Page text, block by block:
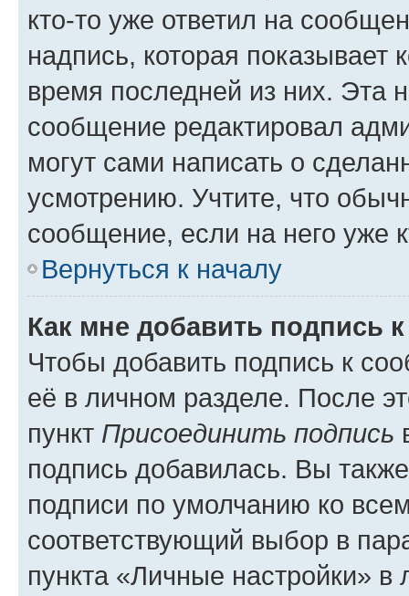
кто-то уже ответил на
надпись, которая показывает
время последней из них. Эта
сообщение редактировал
могут сами написать о
усмотрению. Учтите, что
сообщение, если на него уже
Вернуться к началу
Как мне добавить подпись
Чтобы добавить подпись к
её в личном разделе. После
пункт Присоединить подпись
подпись добавилась. Вы
подписи по умолчанию ко
соответствующий выбор в
пункта «Личные настройки»